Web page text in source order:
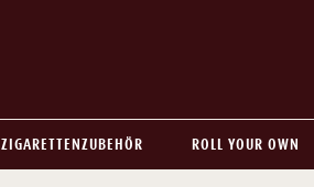
ZIGARETTENZUBEHÖR ROLL YOUR OWN